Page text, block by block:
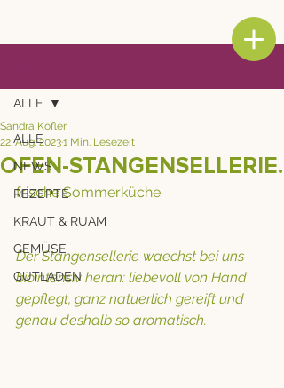
ALLE
NEWS
REZEPTE
KRAUT & RUAM
GEMÜSE
GUTLADEN
ALLE
OFEN-STANGENSELLERIE.
Sandra Kofler
22. Aug. 20231 Min. Lesezeit
frische Sommerküche
Der Stangensellerie waechst bei uns
biointensiv heran: liebevoll von Hand
gepflegt, ganz natuerlich gereift und
genau deshalb so aromatisch.